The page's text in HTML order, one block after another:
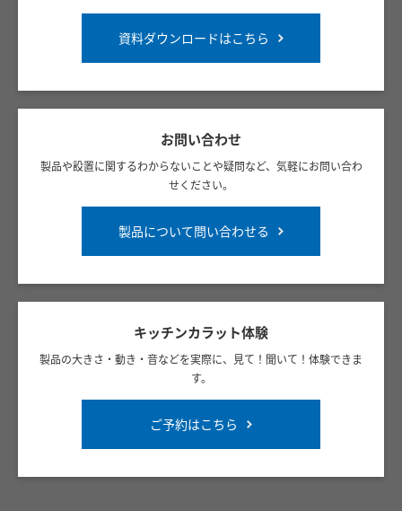
資料ダウンロードはこちら
お問い合わせ
製品や設置に関するわからないことや疑問など、気軽にお問い合わ
せください。
製品について問い合わせる
キッチンカラット体験
製品の大きさ・動き・音などを実際に、見て！聞いて！体験できま
す。
ご予約はこちら